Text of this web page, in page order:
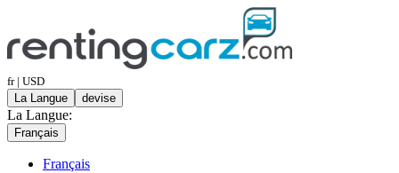
fr | USD
La Langue
devise
La Langue:
Français
Français